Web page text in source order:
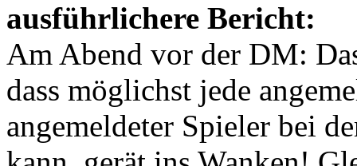
ausführlichere Bericht:
Am Abend vor der DM:
dass möglichst jede
angemeldeter Spieler bei